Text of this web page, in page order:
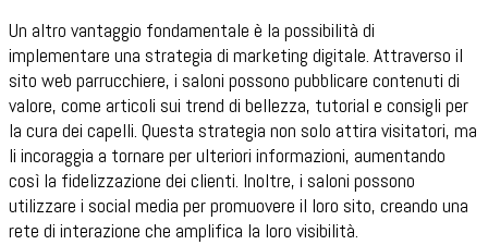
Un altro vantaggio fondamentale è la possibilità di
implementare una strategia di marketing digitale. Attraverso il
sito web parrucchiere, i saloni possono pubblicare contenuti di
valore, come articoli sui trend di bellezza, tutorial e consigli per
la cura dei capelli. Questa strategia non solo attira visitatori, ma
li incoraggia a tornare per ulteriori informazioni, aumentando
così la fidelizzazione dei clienti. Inoltre, i saloni possono
utilizzare i social media per promuovere il loro sito, creando una
rete di interazione che amplifica la loro visibilità.